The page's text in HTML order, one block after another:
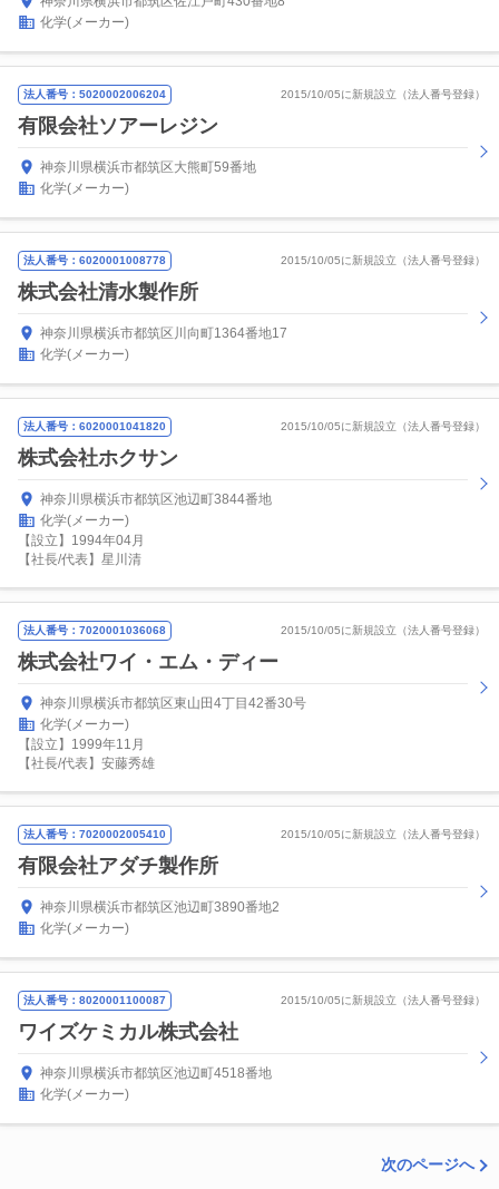
化学(メーカー)
法人番号：5020002006204 2015/10/05に新規設立（法人番号登録）
有限会社ソアーレジン
神奈川県横浜市都筑区大熊町59番地
化学(メーカー)
法人番号：6020001008778 2015/10/05に新規設立（法人番号登録）
株式会社清水製作所
神奈川県横浜市都筑区川向町1364番地17
化学(メーカー)
法人番号：6020001041820 2015/10/05に新規設立（法人番号登録）
株式会社ホクサン
神奈川県横浜市都筑区池辺町3844番地
化学(メーカー)
【設立】1994年04月
【社長/代表】星川清
法人番号：7020001036068 2015/10/05に新規設立（法人番号登録）
株式会社ワイ・エム・ディー
神奈川県横浜市都筑区東山田4丁目42番30号
化学(メーカー)
【設立】1999年11月
【社長/代表】安藤秀雄
法人番号：7020002005410 2015/10/05に新規設立（法人番号登録）
有限会社アダチ製作所
神奈川県横浜市都筑区池辺町3890番地2
化学(メーカー)
法人番号：8020001100087 2015/10/05に新規設立（法人番号登録）
ワイズケミカル株式会社
神奈川県横浜市都筑区池辺町4518番地
化学(メーカー)
次のページへ